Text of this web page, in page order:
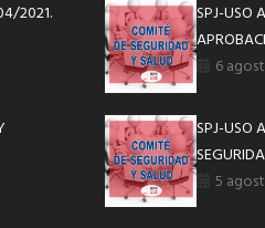
2021.
SPJ-USO
6
SPJ-USO
5